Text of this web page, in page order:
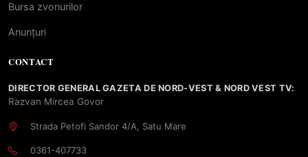
Bursa zvonurilor
Anunțuri
CONTACT
DIRECTOR GENERAL GAZETA DE NORD-VEST & NORD VEST TV:
Razvan Mircea Govor
Strada Petofi Sandor 4/A, Satu Mare
0361-407733